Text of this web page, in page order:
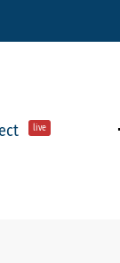
live